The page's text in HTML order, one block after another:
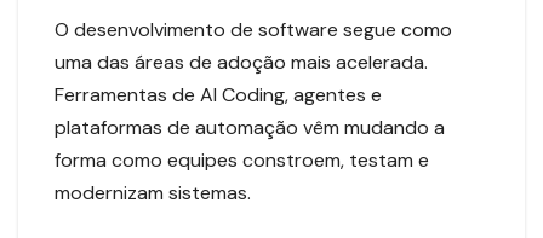
O desenvolvimento de software segue como
uma das áreas de adoção mais acelerada.
Ferramentas de AI Coding, agentes e
plataformas de automação vêm mudando a
forma como equipes constroem, testam e
modernizam sistemas.